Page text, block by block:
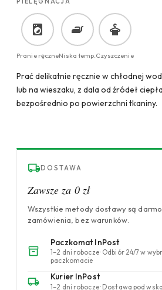
Pranie ręczneNiska temp. Czyszczenie
Prać delikatnie ręcznie w chłodnej
lub na wieszaku, z dala od źródeł
bezpośrednio po powierzchni tkaniny.
DOSTAWA
Zawsze za 0 zł
Wszystkie metody dostawy są
zamówienia, bez warunków.
Paczkomat InPost
1–2 dni robocze · Odbiór 24/7 w
paczkomacie
Kurier InPost
1–2 dni robocze · Dostawa pod